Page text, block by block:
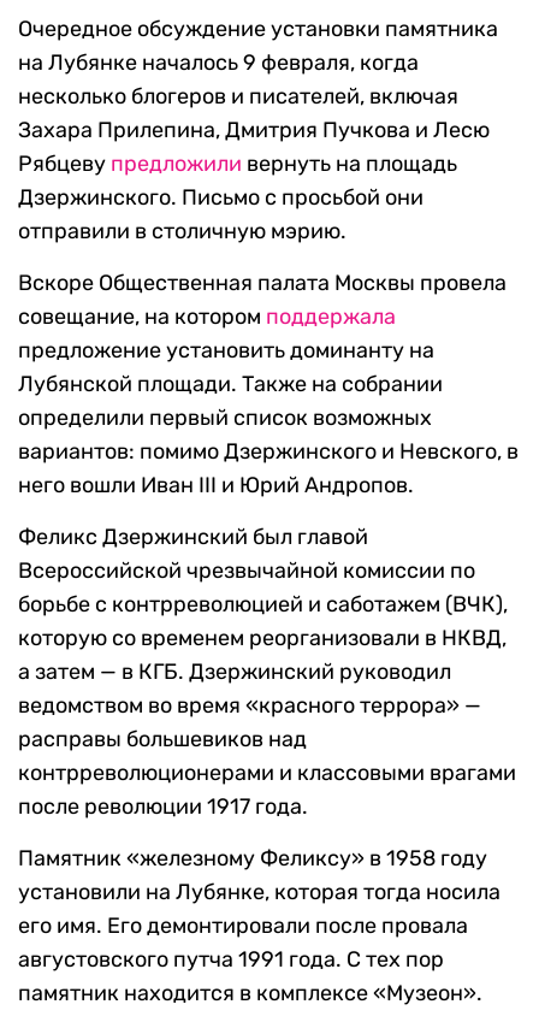
Очередное обсуждение установки памятника
на Лубянке началось 9 февраля, когда
несколько блогеров и писателей, включая
Захара Прилепина, Дмитрия Пучкова и Лесю
Рябцеву предложили вернуть на площадь
Дзержинского. Письмо с просьбой они
отправили в столичную мэрию.
Вскоре Общественная палата Москвы провела
совещание, на котором поддержала
предложение установить доминанту на
Лубянской площади. Также на собрании
определили первый список возможных
вариантов: помимо Дзержинского и Невского, в
него вошли Иван III и Юрий Андропов.
Феликс Дзержинский был главой
Всероссийской чрезвычайной комиссии по
борьбе с контрреволюцией и саботажем (ВЧК),
которую со временем реорганизовали в НКВД,
а затем — в КГБ. Дзержинский руководил
ведомством во время «красного террора» —
расправы большевиков над
контрреволюционерами и классовыми врагами
после революции 1917 года.
Памятник «железному Феликсу» в 1958 году
установили на Лубянке, которая тогда носила
его имя. Его демонтировали после провала
августовского путча 1991 года. С тех пор
памятник находится в комплексе «Музеон».